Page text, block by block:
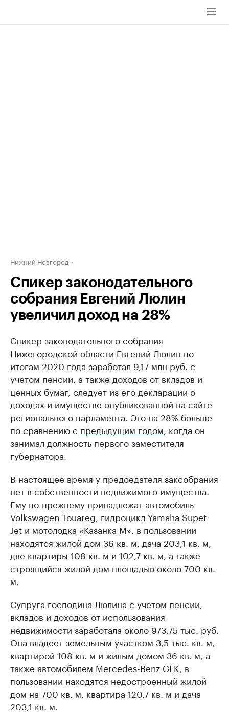
Нижний Новгород
Спикер законодательного
собрания Евгений Люлин
увеличил доход на 28%
Спикер законодательного собрания
Нижегородской области Евгений Люлин по
итогам 2020 года заработал 9,17 млн руб. с
учетом пенсии, а также доходов от вкладов и
ценных бумаг, следует из его декларации о
доходах и имуществе опубликованной на сайте
регионального парламента. Это на 28% больше
по сравнению с предыдущим годом , когда он
занимал должность первого заместителя
губернатора.
В настоящее время у председателя заксобрания
нет в собственности недвижимого имущества.
Ему по-прежнему принадлежат автомобиль
Volkswagen Touareg, гидроцикл Yamaha Supet
Jet и мотолодка «Казанка М», в пользовании
находятся жилой дом 36 кв. м, дача 203,1 кв. м,
две квартиры 108 кв. м и 102,7 кв. м, а также
строящийся жилой дом площадью около 700 кв.
м.
Супруга господина Люлина с учетом пенсии,
вкладов и доходов от использования
недвижимости заработала около 973,75 тыс. руб.
Она владеет земельным участком 3,5 тыс. кв. м,
квартирой 108 кв. м и жилым домом 36 кв. м, а
также автомобилем Mercedes-Benz GLK, в
пользовании находятся недостроенный жилой
дом на 700 кв. м, квартира 120,7 кв. м и дача
203,1 кв. м.